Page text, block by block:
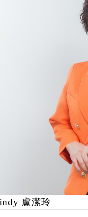
盧潔玲